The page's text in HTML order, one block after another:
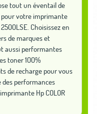
tout un éventail de
votre imprimante
2500LSE. Choisissez en
de marques et
aussi performantes
toner 100%
de recharge pour vous
performances
Hp COLOR